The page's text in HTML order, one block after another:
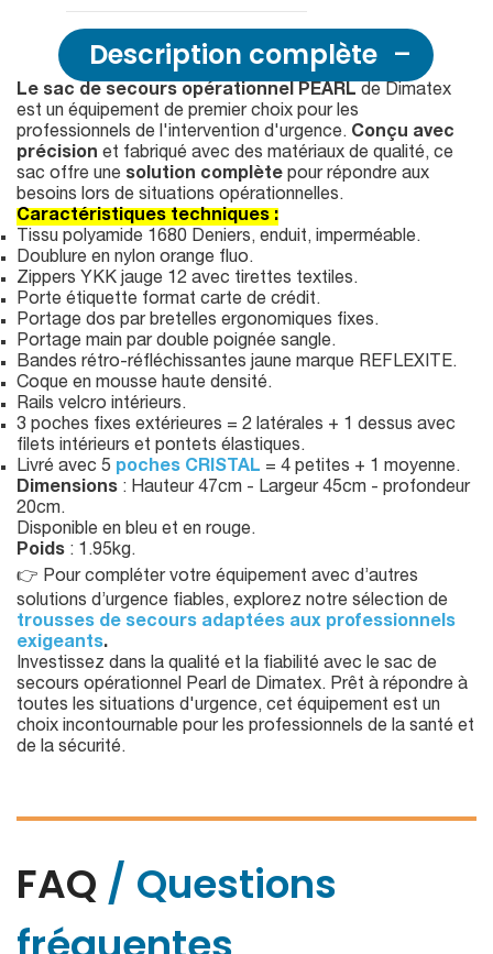
Description complète
Le sac de secours opérationnel PEARL de Dimatex
est un équipement de premier choix pour les
professionnels de l'intervention d'urgence. Conçu avec
précision et fabriqué avec des matériaux de qualité, ce
sac offre une solution complète pour répondre aux
besoins lors de situations opérationnelles.
Caractéristiques techniques :
Tissu polyamide 1680 Deniers, enduit, imperméable.
Doublure en nylon orange fluo.
Zippers YKK jauge 12 avec tirettes textiles.
Porte étiquette format carte de crédit.
Portage dos par bretelles ergonomiques fixes.
Portage main par double poignée sangle.
Bandes rétro-réfléchissantes jaune marque REFLEXITE.
Coque en mousse haute densité.
Rails velcro intérieurs.
3 poches fixes extérieures = 2 latérales + 1 dessus avec
filets intérieurs et pontets élastiques.
Livré avec 5 poches CRISTAL = 4 petites + 1 moyenne.
Dimensions : Hauteur 47cm - Largeur 45cm - profondeur
20cm.
Disponible en bleu et en rouge.
Poids : 1.95kg.
👉 Pour compléter votre équipement avec d’autres
solutions d’urgence fiables, explorez notre sélection de
trousses de secours adaptées aux professionnels
exigeants.
Investissez dans la qualité et la fiabilité avec le sac de
secours opérationnel Pearl de Dimatex. Prêt à répondre à
toutes les situations d'urgence, cet équipement est un
choix incontournable pour les professionnels de la santé et
de la sécurité.
FAQ / Questions